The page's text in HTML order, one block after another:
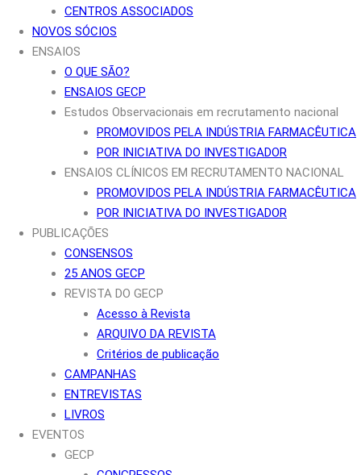
CENTROS ASSOCIADOS
NOVOS SÓCIOS
ENSAIOS
O QUE SÃO?
ENSAIOS GECP
Estudos Observacionais em recrutamento nacional
PROMOVIDOS PELA INDÚSTRIA FARMACÊUTICA
POR INICIATIVA DO INVESTIGADOR
ENSAIOS CLÍNICOS EM RECRUTAMENTO NACIONAL
PROMOVIDOS PELA INDÚSTRIA FARMACÊUTICA
POR INICIATIVA DO INVESTIGADOR
PUBLICAÇÕES
CONSENSOS
25 ANOS GECP
REVISTA DO GECP
Acesso à Revista
ARQUIVO DA REVISTA
Critérios de publicação
CAMPANHAS
ENTREVISTAS
LIVROS
EVENTOS
GECP